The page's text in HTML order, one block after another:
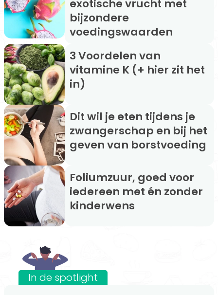
exotische vrucht met
bijzondere
voedingswaarden
3 Voordelen van
vitamine K (+ hier zit het
in)
Dit wil je eten tijdens je
zwangerschap en bij het
geven van borstvoeding
Foliumzuur, goed voor
iedereen met én zonder
kinderwens
In de spotlight